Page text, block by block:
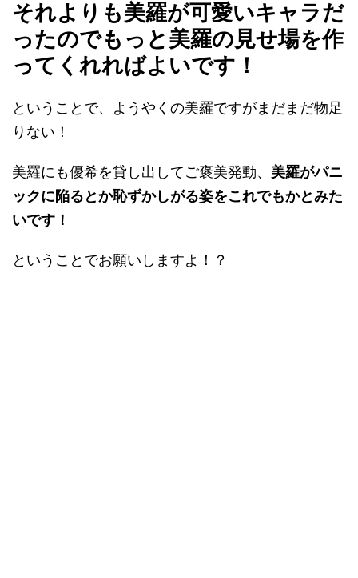
それよりも美羅が可愛いキャラだ
ったのでもっと美羅の見せ場を作
ってくれればよいです！
ということで、ようやくの美羅ですがまだまだ物足
りない！
美羅にも優希を貸し出してご褒美発動、 美羅がパニ
ックに陥るとか恥ずかしがる姿をこれでもかとみた
いです！
ということでお願いしますよ！？